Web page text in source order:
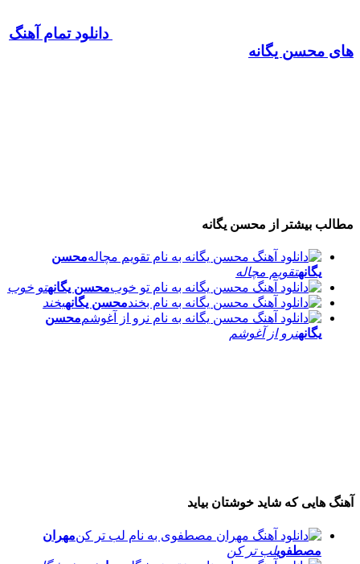
دانلود تمام آهنگ
های محسن یگانه
مطالب بیشتر از محسن یگانه
محسن
یگانهتقویم مچاله
محسن یگانهتو خوب
محسن یگانهبخند
محسن
یگانهنرو از آغوشم
آهنگ هایی که شاید خوشتان بیاید
مهران
مصطفویلب تر کن